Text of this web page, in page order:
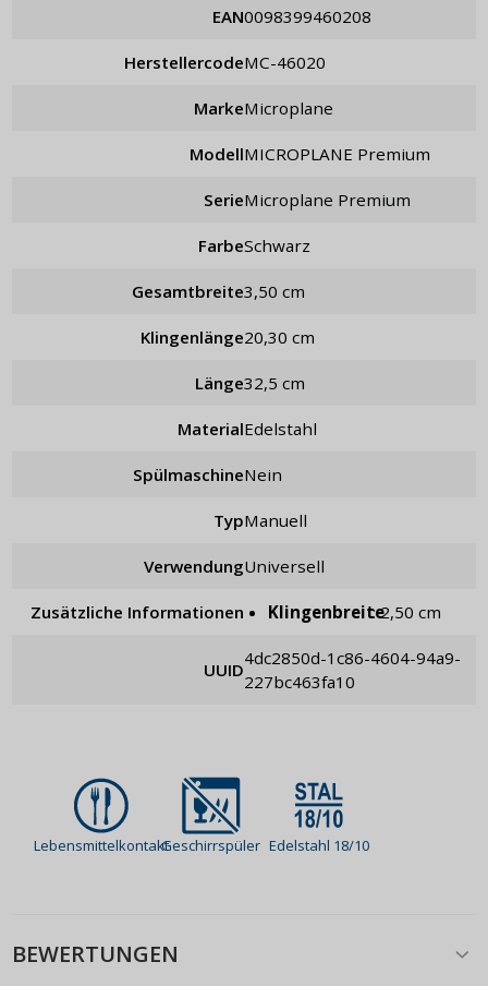
EAN 0098399460208
Herstellercode MC-46020
Marke Microplane
Modell MICROPLANE Premium
Serie Microplane Premium
Farbe schwarz
Gesamtbreite 3,50 cm
Klingenlänge 20,30 cm
Länge 32,5 cm
Material Edelstahl
Spülmaschine Nein
Typ manuell
Verwendung universell
Zusätzliche Informationen Klingenbreite: 2,50 cm
UUID
4dc2850d-1c86-4604-94a9-
227bc463fa10
LebensmittelkontaktGeschirrspüler Edelstahl 18/10
BEWERTUNGEN